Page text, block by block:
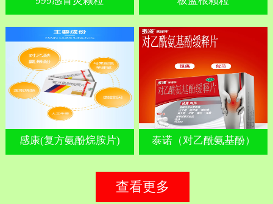
感康(复方氨酚烷胺片) 泰诺（对乙酰氨基酚）
查看更多